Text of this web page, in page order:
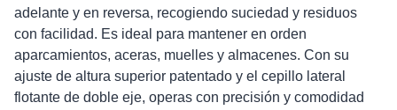
adelante y en reversa, recogiendo suciedad y residuos
con facilidad. Es ideal para mantener en orden
aparcamientos, aceras, muelles y almacenes. Con su
ajuste de altura superior patentado y el cepillo lateral
flotante de doble eje, operas con precisión y comodidad